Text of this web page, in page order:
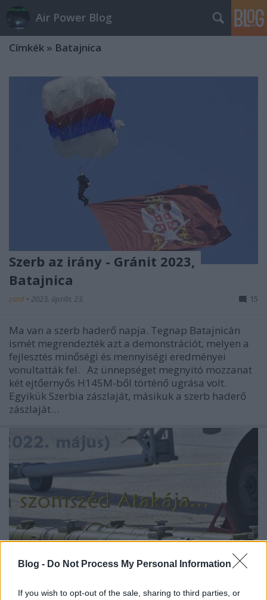
Blog - Do Not Process My Personal Information
If you wish to opt-out of the sale, sharing to third parties, or
Air Power Blog
Címkék » Batajnica
Szerb az irány - Gránit 2023,
Batajnica
zord • 2023. április 23. 15
Ma van a szerb haderő napja. Tegnap Batajnicán
ismét megrendezték azt a demonstrációt, melyen a
fejlesztés minőségi és mennyiségi eredményei
vonultatták fel. Az ünnepséget megnyitó mozzanat
két ejtőernyős H145M-ből történő ugrása volt.
Egyikük Szerbia zászlaját, másikuk a szerb haderő
zászlaját…